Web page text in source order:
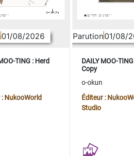
01/08/2026
TING : Herd
NukooWorld
Parution01/08/
DAILY MOO-
Copy
o-okun
Éditeur :
Studio